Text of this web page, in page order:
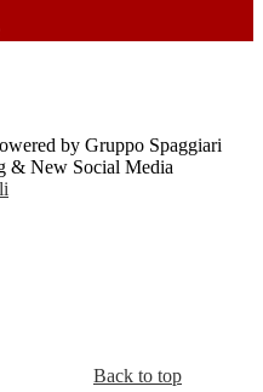
by Gruppo Spaggiari
& New Social Media
Back to top